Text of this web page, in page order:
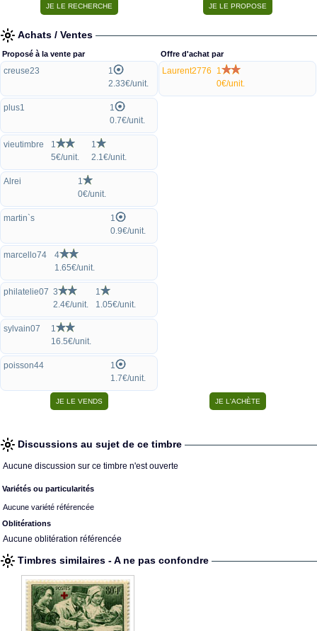
Achats / Ventes
Proposé à la vente par
creuse23
1
2.33€/unit.
plus1
1
0.7€/unit.
vieutimbre
1
5€/unit.
1
2.1€/unit.
Alrei
1
0€/unit.
martin`s
1
0.9€/unit.
marcello74
4
1.65€/unit.
philatelie07 3
2.4€/unit.
1
1.05€/unit.
sylvain07
1
16.5€/unit.
poisson44
1
1.7€/unit.
Offre d'achat par
Laurent2776
1
0€/unit.
Discussions au sujet de ce timbre
Aucune discussion sur ce timbre n'est ouverte
Variétés ou particularités
Aucune variété référencée
Oblitérations
Aucune oblitération référencée
Timbres similaires - A ne pas confondre